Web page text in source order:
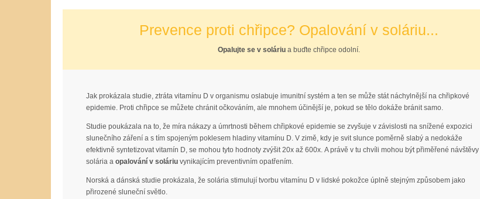
Prevence proti chřipce? Opalování v soláriu...
Opalujte se v soláriua buďte chřipce odolní.
Jak prokázala studie, ztráta vitamínu D v organismu oslabuje imunitní systém a ten se může stát náchylnější na chřipkové
epidemie. Proti chřipce se můžete chránit očkováním, ale mnohem účinější je, pokud se tělo dokáže bránit samo.
Studie poukázala na to, že míra nákazy a úmrtnosti během chřipkové epidemie se zvyšuje v závislosti na snížené expozici
slunečního záření a s tím spojeným poklesem hladiny vitamínu D. V zimě, kdy je svit slunce poměrně slabý a nedokáže
efektivně syntetizovat vitamín D, se mohou tyto hodnoty zvýšit 20x až 600x. A právě v tu chvíli mohou být přiměřené návštěvy
solária a opalování v soláriu vynikajícím preventivním opatřením.
Norská a dánská studie prokázala, že solária stimulují tvorbu vitamínu D v lidské pokožce úplně stejným způsobem jako
přirozené sluneční světlo.